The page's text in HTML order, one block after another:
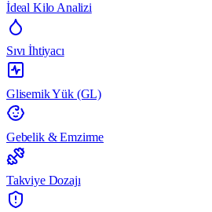
İdeal Kilo Analizi
Sıvı İhtiyacı
Glisemik Yük (GL)
Gebelik & Emzirme
Takviye Dozajı